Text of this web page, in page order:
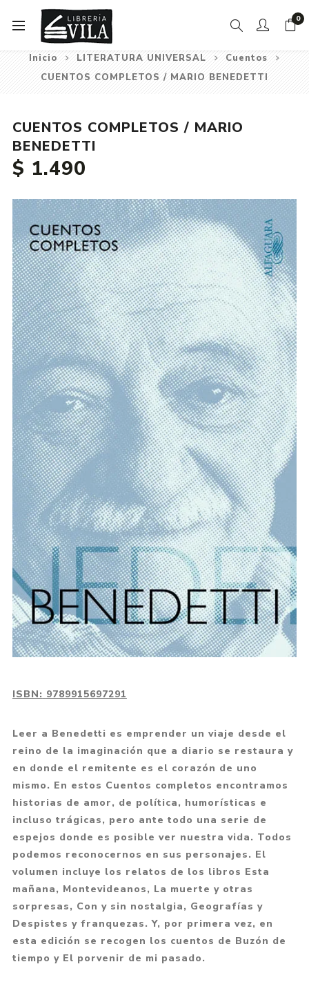
0
Inicio LITERATURA UNIVERSAL
Cuentos
CUENTOS COMPLETOS / MARIO BENEDETTI
CUENTOS COMPLETOS / MARIO
BENEDETTI
$ 1.490
ISBN: 9789915697291
Leer a Benedetti es emprender un viaje desde el
reino de la imaginación que a diario se restaura y
en donde el remitente es el corazón de uno
mismo. En estos Cuentos completos encontramos
historias de amor, de política, humorísticas e
incluso trágicas, pero ante todo una serie de
espejos donde es posible ver nuestra vida. Todos
podemos reconocernos en sus personajes. El
volumen incluye los relatos de los libros Esta
mañana, Montevideanos, La muerte y otras
sorpresas, Con y sin nostalgia, Geografías y
Despistes y franquezas. Y, por primera vez, en
esta edición se recogen los cuentos de Buzón de
tiempo y El porvenir de mi pasado.